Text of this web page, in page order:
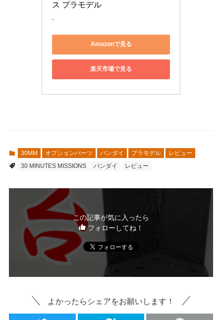
ス プラモデル
-
Amazonで見る
楽天市場で見る
30MM オプションパーツ バンダイ プラモデル
レビュー
30 MINUTES MISSIONS
バンダイ レビュー
この記事が気に入ったら
フォローしてね！
よかったらシェアをお願いします！